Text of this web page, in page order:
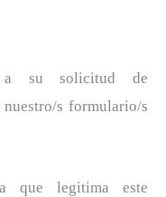
a su solicitud de
s formulario/s
que legitima este